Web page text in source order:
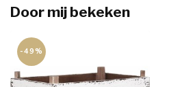
Door mij bekeken
-49%